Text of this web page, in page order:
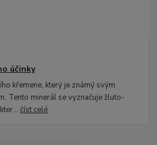
účinky
křemene, který je známý svým
Tento minerál se vyznačuje žluto-
číst celé